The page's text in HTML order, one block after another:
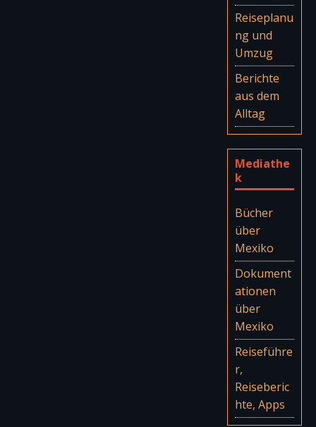
Reiseplanu
ng und
Umzug
Berichte
aus dem
Alltag
Mediathe
k
Bücher
über
Mexiko
Dokument
ationen
über
Mexiko
Reiseführe
r,
Reiseberic
hte, Apps